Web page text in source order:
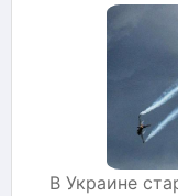
В Украине